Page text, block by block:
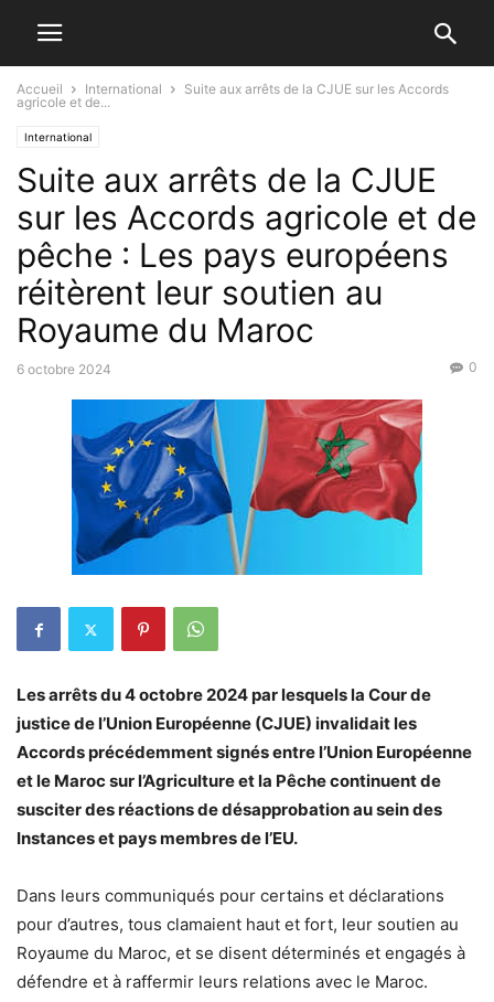
Accueil International
Suite aux arrêts de la CJUE sur les Accords
agricole et de...
International
Suite aux arrêts de la CJUE
sur les Accords agricole et de
pêche : Les pays européens
réitèrent leur soutien au
Royaume du Maroc
6 octobre 2024 0
Les arrêts du 4 octobre 2024 par lesquels la Cour de
justice de l’Union Européenne (CJUE) invalidait les
Accords précédemment signés entre l’Union Européenne
et le Maroc sur l’Agriculture et la Pêche continuent de
susciter des réactions de désapprobation au sein des
Instances et pays membres de l’EU.
Dans leurs communiqués pour certains et déclarations
pour d’autres, tous clamaient haut et fort, leur soutien au
Royaume du Maroc, et se disent déterminés et engagés à
défendre et à raffermir leurs relations avec le Maroc.